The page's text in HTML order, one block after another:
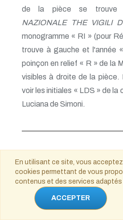
de la pièce se
NAZIONALE THE VIGILI
monogramme « RI » (pour
trouve à gauche et l'année
poinçon en relief « R » de la
visibles à droite de la pièce.
voir les initiales « LDS » de la
Luciana de Simoni.
Lettonie
Date
Émetteur : ?
En utilisant ce site, vous
cookies permettant de vous
contenus et des services adaptés
ACCEPTER